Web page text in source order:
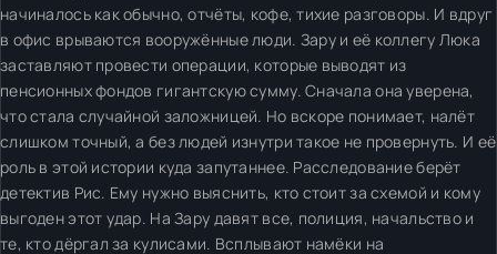
начиналось как обычно, отчёты, кофе, тихие разговоры. И вдруг
в офис врываются вооружённые люди. Зару и её коллегу Люка
заставляют провести операции, которые выводят из
пенсионных фондов гигантскую сумму. Сначала она уверена,
что стала случайной заложницей. Но вскоре понимает, налёт
слишком точный, а без людей изнутри такое не провернуть. И её
роль в этой истории куда запутаннее. Расследование берёт
детектив Рис. Ему нужно выяснить, кто стоит за схемой и кому
выгоден этот удар. На Зару давят все, полиция, начальство и
те, кто дёргал за кулисами. Всплывают намёки на